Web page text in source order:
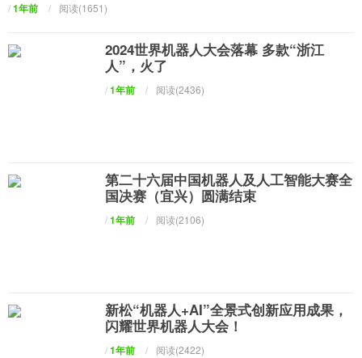
/1年前 / 阅读(1651)
2024世界机器人大会落幕 多款“浙江
人”，火了
/1年前 / 阅读(2436)
第二十六届中国机器人及人工智能大赛全
国决赛（宜兴）圆满结束
/1年前 / 阅读(2106)
新松“机器人+AI”全景式创新应用成果，
闪耀世界机器人大会！
/1年前 / 阅读(2422)